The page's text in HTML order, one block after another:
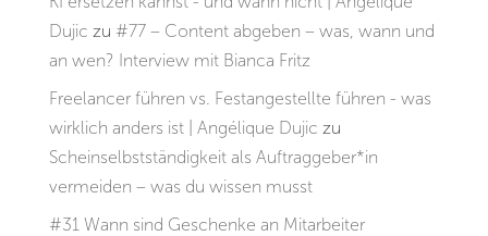
Dujic zu #77 – Content abgeben – was, wann und
an wen? Interview mit Bianca Fritz
Freelancer führen vs. Festangestellte führen - was
wirklich anders ist | Angélique Dujic zu
Scheinselbstständigkeit als Auftraggeber*in
vermeiden – was du wissen musst
#31 Wann sind Geschenke an Mitarbeiter